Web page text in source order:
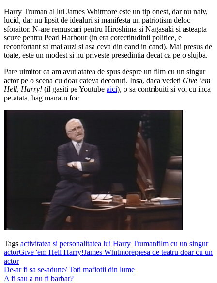
Harry Truman al lui James Whitmore este un tip onest, dar nu naiv,
lucid, dar nu lipsit de idealuri si manifesta un patriotism deloc
sforaitor. N-are remuscari pentru Hiroshima si Nagasaki si asteapta
scuze pentru Pearl Harbour (in era corectitudinii politice, e
reconfortant sa mai auzi si asa ceva din cand in cand). Mai presus de
toate, este un modest si nu priveste presedintia decat ca pe o slujba.
Pare uimitor ca am avut atatea de spus despre un film cu un singur
actor pe o scena cu doar cateva decoruri. Insa, daca vedeti Give ‘em
Hell, Harry! (il gasiti pe Youtube aici), o sa contribuiti si voi cu inca
pe-atata, bag mana-n foc.
Tags activitatea si personalitatea lui Harry Trumanfilm cu un singur
actorGive 'em Hell Harry!James Whitmorepiesa de teatru doar cu un
actor
De-ar fi sa se-adune/ Toti mafiotii din lume
A fi sau a nu fi barbar?